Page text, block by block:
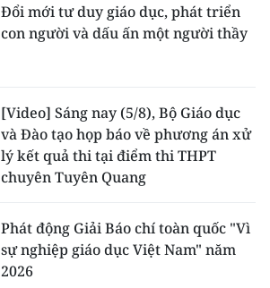
Đổi mới tư duy giáo dục, phát triển
con người và dấu ấn một người thầy
[Video] Sáng nay (5/8), Bộ Giáo dục
và Đào tạo họp báo về phương án xử
lý kết quả thi tại điểm thi THPT
chuyên Tuyên Quang
Phát động Giải Báo chí toàn quốc "Vì
sự nghiệp giáo dục Việt Nam" năm
2026